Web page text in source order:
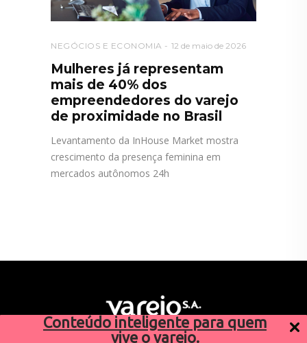
Conteúdo inteligente para quem
vive o varejo.
NEGÓCIOS E ECONOMIA 12 de maio de 2026
Mulheres já representam
mais de 40% dos
empreendedores do varejo
de proximidade no Brasil
Levantamento da InHouse Market mostra
crescimento da presença feminina em
mercados autônomos 24h